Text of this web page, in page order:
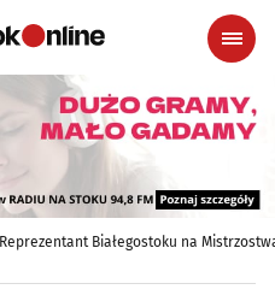
Reprezentant Białegostoku na